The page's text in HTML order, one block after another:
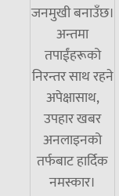
जनमुखी बनाउँछ।
अन्तमा
तपाईंहरूको
निरन्तर साथ रहने
अपेक्षासाथ,
उपहार खबर
अनलाइनको
तर्फबाट हार्दिक
नमस्कार।